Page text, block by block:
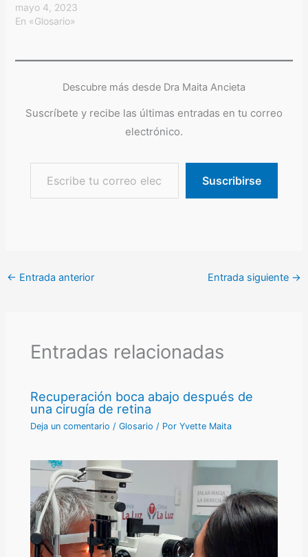
mayo 4, 2023
En «Glosario»
Descubre más desde Dra Maita Ancieta
Suscríbete y recibe las últimas entradas en tu correo
electrónico.
Escribe tu correo electrónico…
Suscribirse
← Entrada anterior Entrada siguiente →
Entradas relacionadas
Recuperación boca abajo después de
una cirugía de retina
Deja un comentario /Glosario / PorYvette Maita